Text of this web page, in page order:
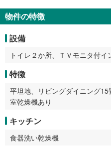
物件の特徴
設備
トイレ２か所、ＴＶモニタ付イ
特徴
平坦地、リビングダイニング
室乾燥機あり
キッチン
食器洗い乾燥機